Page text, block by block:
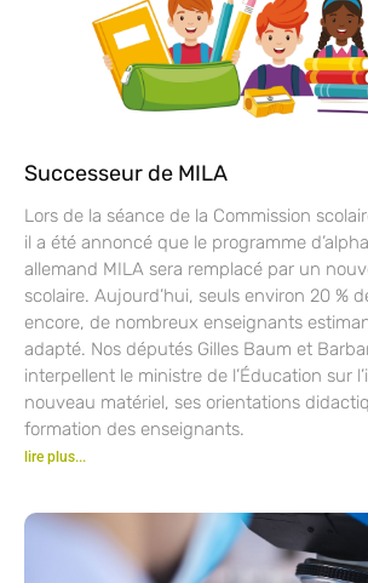
Successeur de MILA
Lors de la séance de la Commission
il a été annoncé que le programme
allemand MILA sera remplacé par un
scolaire. Aujourd’hui, seuls environ 20 %
encore, de nombreux enseignants
adapté. Nos députés Gilles Baum et
interpellent le ministre de l’Éducation sur
nouveau matériel, ses orientations
formation des enseignants.
lire plus...